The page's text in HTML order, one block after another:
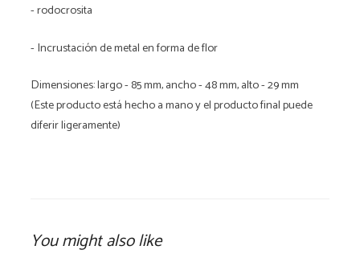
- rodocrosita
- Incrustación de metal en forma de flor
Dimensiones: largo - 85 mm, ancho - 48 mm, alto - 29 mm
(Este producto está hecho a mano y el producto final puede
diferir ligeramente)
You might also like